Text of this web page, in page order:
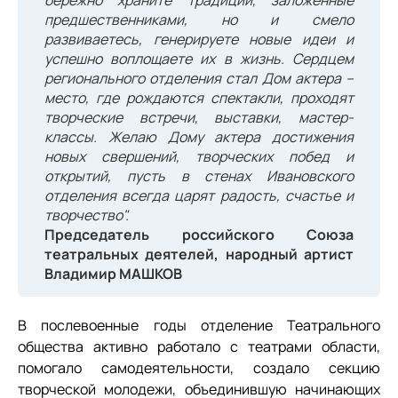
предшественниками, но и смело
развиваетесь, генерируете новые идеи и
успешно воплощаете их в жизнь. Сердцем
регионального отделения стал Дом актера –
место, где рождаются спектакли, проходят
творческие встречи, выставки, мастер-
классы. Желаю Дому актера достижения
новых свершений, творческих побед и
открытий, пусть в стенах Ивановского
отделения всегда царят радость, счастье и
творчество".
Председатель российского Союза
театральных деятелей, народный артист
Владимир МАШКОВ
В послевоенные годы отделение Театрального
общества активно работало с театрами области,
помогало самодеятельности, создало секцию
творческой молодежи, объединившую начинающих